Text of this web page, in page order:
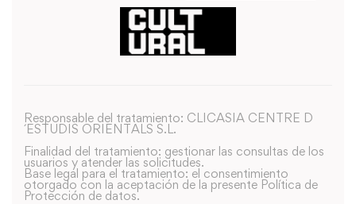
Responsable del tratamiento: CLICASIA CENTRE D
´ESTUDIS ORIENTALS S.L.
Finalidad del tratamiento: gestionar las consultas de los
usuarios y atender las solicitudes.
Base legal para el tratamiento: el consentimiento
otorgado con la aceptación de la presente Política de
Protección de datos.